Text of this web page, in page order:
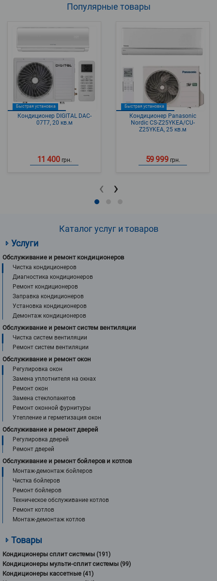
Популярные товары
Быстрая установка
Кондиционер DIGITAL DAC-
07T7, 20 кв.м
11 400 грн.
Быстрая установка
Кондиционер Panasonic
Nordic CS-Z25YKEA/CU-
Z25YKEA, 25 кв.м
59 999 грн.
‹ ›
Каталог услуг и товаров
Услуги
Обслуживание и ремонт кондиционеров
Чистка кондиционеров
Диагностика кондиционеров
Ремонт кондиционеров
Заправка кондиционеров
Установка кондиционеров
Демонтаж кондиционеров
Обслуживание и ремонт систем вентиляции
Чистка систем вентиляции
Ремонт систем вентиляции
Обслуживание и ремонт окон
Регулировка окон
Замена уплотнителя на окнах
Ремонт окон
Замена стеклопакетов
Ремонт оконной фурнитуры
Утепление и герметизация окон
Обслуживание и ремонт дверей
Регулировка дверей
Ремонт дверей
Обслуживание и ремонт бойлеров и котлов
Монтаж-демонтаж бойлеров
Чистка бойлеров
Ремонт бойлеров
Техническое обслуживание котлов
Ремонт котлов
Монтаж-демонтаж котлов
Товары
Кондиционеры сплит системы (191)
Кондиционеры мульти-сплит системы (99)
Кондиционеры кассетные (41)